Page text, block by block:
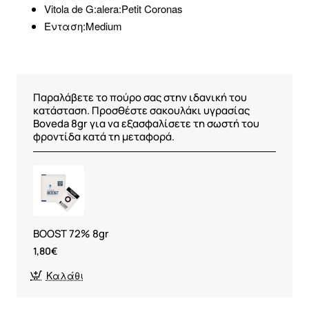
Vitola de G:alera:Petit Coronas
Ένταση:Medium
Παραλάβετε το πούρο σας στην ιδανική του
κατάσταση. Προσθέστε σακουλάκι υγρασίας
Boveda 8gr για να εξασφαλίσετε τη σωστή του
φροντίδα κατά τη μεταφορά.
BOOST 72% 8gr
1,80€
Καλάθι